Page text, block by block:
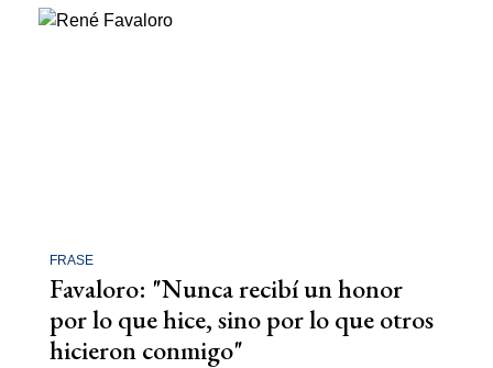
FRASE
Favaloro: "Nunca recibí un honor
por lo que hice, sino por lo que otros
hicieron conmigo"